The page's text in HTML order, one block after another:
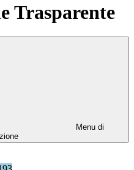
Trasparente
Menu di